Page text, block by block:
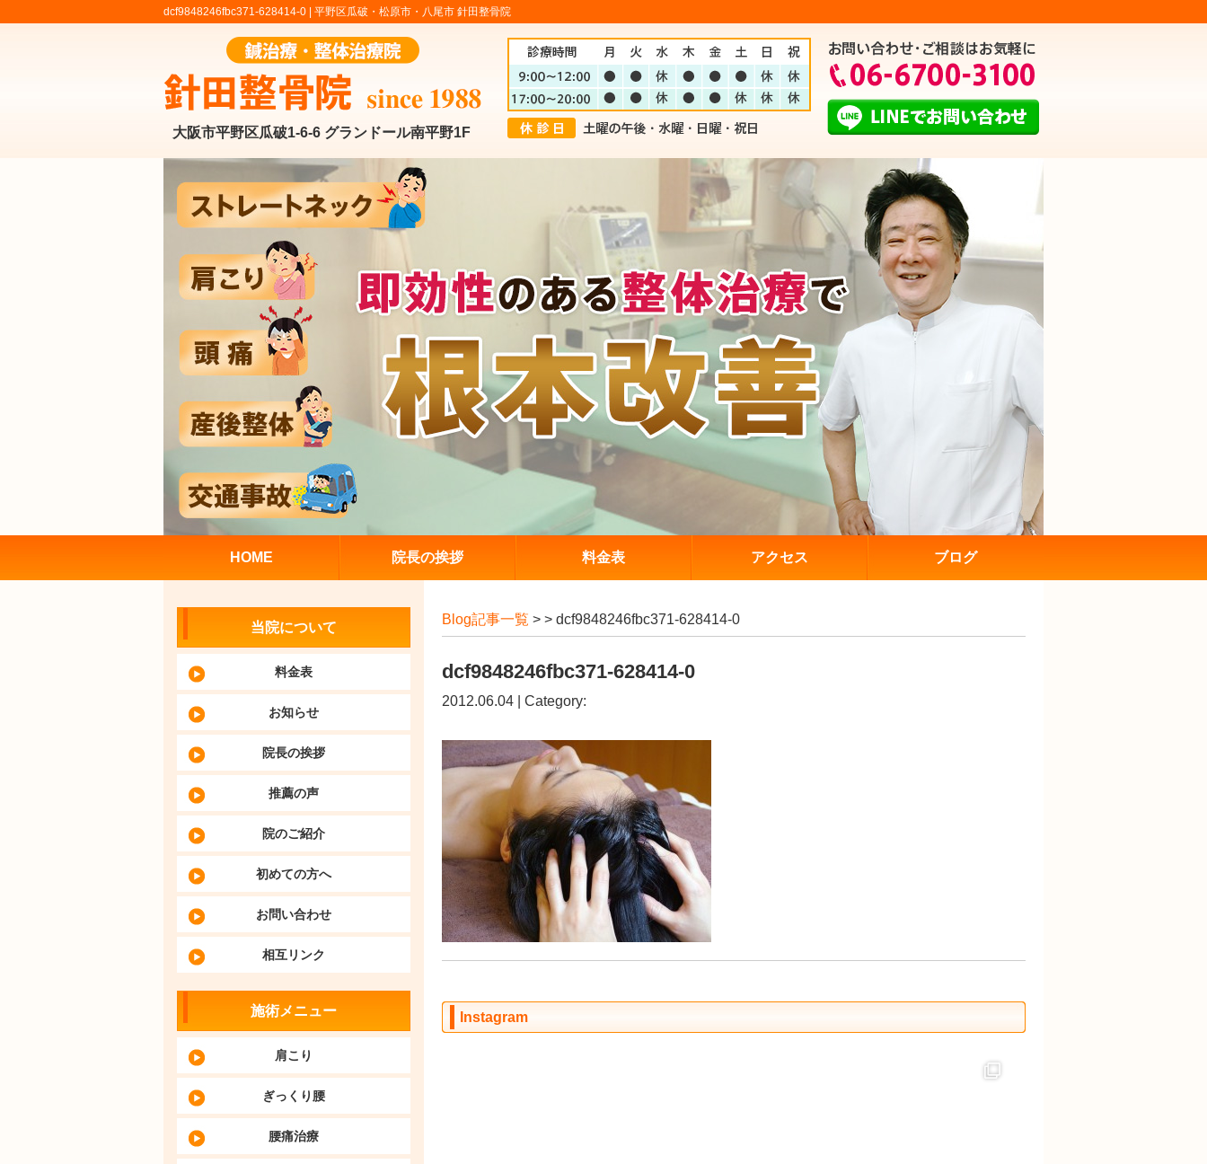
dcf9848246fbc371-628414-0 | 平野区瓜破・松原市・八尾市 針田整骨院
大阪市平野区瓜破1-6-6 グランドール南平野1F
HOME 院長の挨拶 料金表 アクセス ブログ
Blog記事一覧 > > dcf9848246fbc371-628414-0
dcf9848246fbc371-628414-0
2012.06.04 | Category:
Instagram
当院について
料金表
お知らせ
院長の挨拶
推薦の声
院のご紹介
初めての方へ
お問い合わせ
相互リンク
施術メニュー
肩こり
ぎっくり腰
腰痛治療